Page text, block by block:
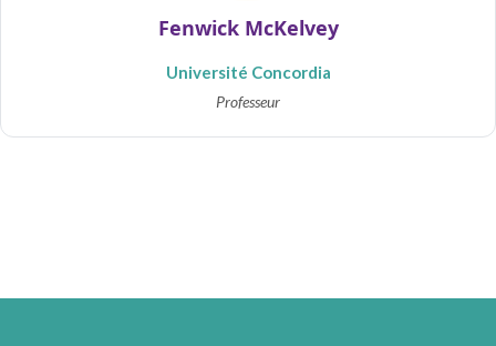
Fenwick McKelvey
Université Concordia
Professeur